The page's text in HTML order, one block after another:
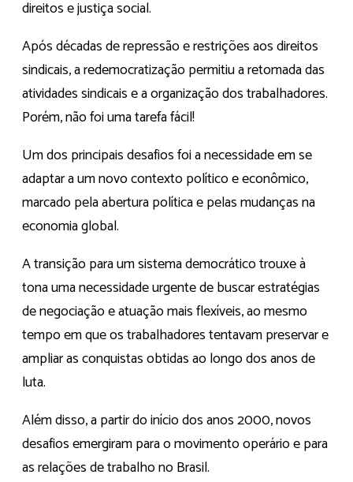
direitos e justiça social.
Após décadas de repressão e restrições aos direitos
sindicais, a redemocratização permitiu a retomada das
atividades sindicais e a organização dos trabalhadores.
Porém, não foi uma tarefa fácil!
Um dos principais desafios foi anecessidade em se
adaptar a um novo contexto político e econômico,
marcado pela abertura política e pelas mudanças na
economia global.
A transição para um sistema democrático trouxe à
tona uma necessidade urgente de buscar estratégias
de negociação e atuação mais flexíveis, ao mesmo
tempo em que os trabalhadores tentavam preservar e
ampliar as conquistas obtidas ao longo dos anos de
luta.
Além disso, a partir do início dos anos 2000, novos
desafios emergiram para o movimento operário e para
as relações de trabalho no Brasil.